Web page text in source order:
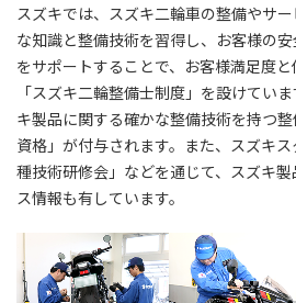
スズキでは、スズキ二輪車の整備やサ
な知識と整備技術を習得し、お客様の
をサポートすることで、お客様満足度と
「スズキ二輪整備士制度」を設けてい
キ製品に関する確かな整備技術を持つ
資格」が付与されます。また、スズキ
種技術研修会」などを通じて、スズキ
ス情報も有しています。